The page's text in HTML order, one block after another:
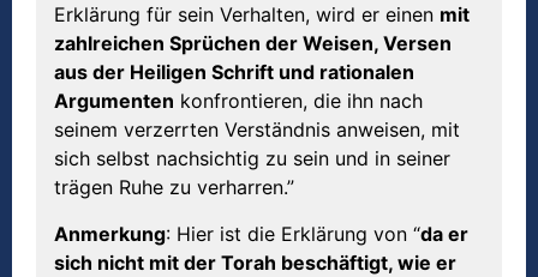
Erklärung für sein Verhalten, wird er einen mit
zahlreichen Sprüchen der Weisen, Versen
aus der Heiligen Schrift und rationalen
Argumenten konfrontieren, die ihn nach
seinem verzerrten Verständnis anweisen, mit
sich selbst nachsichtig zu sein und in seiner
trägen Ruhe zu verharren.”
Anmerkung: Hier ist die Erklärung von “da er
sich nicht mit der Torah beschäftigt, wie er